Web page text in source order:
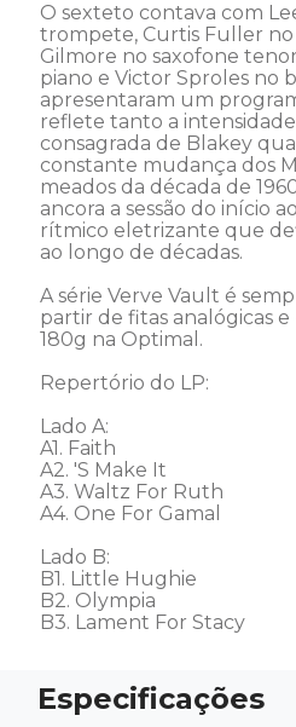
O sexteto contava com
trompete, Curtis Fuller
Gilmore no saxofone
piano e Victor Sproles no
apresentaram um
reflete tanto a
consagrada de Blakey
constante mudança dos
meados da década de
ancora a sessão do início
rítmico eletrizante que
ao longo de décadas.
A série Verve Vault é
partir de fitas analógicas
180g na Optimal.
Repertório do LP:
Lado A:
A1. Faith
A2. 'S Make It
A3. Waltz For Ruth
A4. One For Gamal
Lado B:
B1. Little Hughie
B2. Olympia
B3. Lament For Stacy